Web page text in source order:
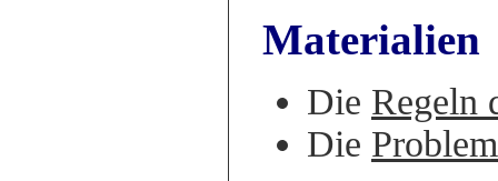
Materialien
Die Regeln
Die